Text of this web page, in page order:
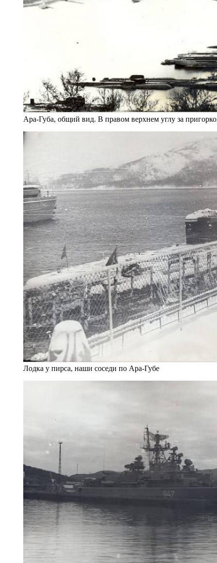
Ара-Губа, общий вид. В правом верхнем углу за
Лодка у пирса, наши соседи по Ара-Губе